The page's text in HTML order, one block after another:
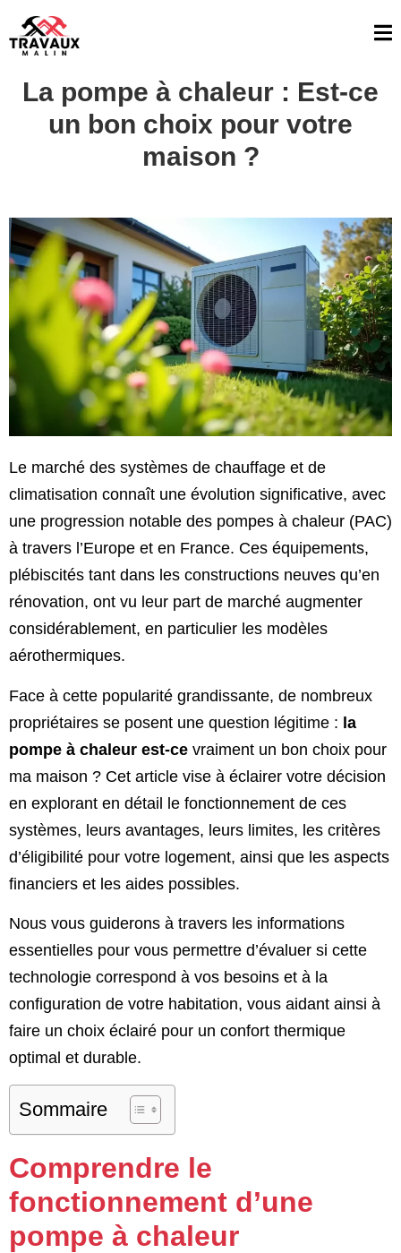
La pompe à chaleur : Est-ce
un bon choix pour votre
maison ?
Le marché des systèmes de chauffage et de
climatisation connaît une évolution significative, avec
une progression notable des pompes à chaleur (PAC)
à travers l’Europe et en France. Ces équipements,
plébiscités tant dans les constructions neuves qu’en
rénovation, ont vu leur part de marché augmenter
considérablement, en particulier les modèles
aérothermiques.
Face à cette popularité grandissante, de nombreux
propriétaires se posent une question légitime : la
pompe à chaleur est-ce vraiment un bon choix pour
ma maison ? Cet article vise à éclairer votre décision
en explorant en détail le fonctionnement de ces
systèmes, leurs avantages, leurs limites, les critères
d’éligibilité pour votre logement, ainsi que les aspects
financiers et les aides possibles.
Nous vous guiderons à travers les informations
essentielles pour vous permettre d’évaluer si cette
technologie correspond à vos besoins et à la
configuration de votre habitation, vous aidant ainsi à
faire un choix éclairé pour un confort thermique
optimal et durable.
Sommaire
Comprendre le
fonctionnement d’une
pompe à chaleur